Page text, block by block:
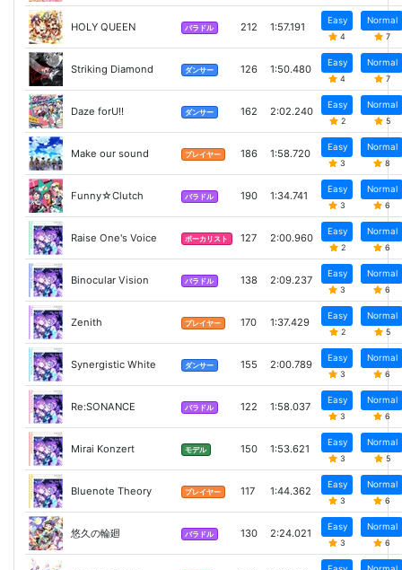
HOLY QUEEN バラドル 212 1:57.191
Easy
4
Normal
7
Striking Diamond ダンサー 126 1:50.480
Easy
4
Normal
7
Daze forU!! ダンサー 162 2:02.240
Easy
2
Normal
5
Make our sound プレイヤー 186 1:58.720
Easy
3
Normal
8
Funny☆Clutch バラドル 190 1:34.741
Easy
3
Normal
6
Raise One's Voice ボーカリスト 127 2:00.960
Easy
2
Normal
6
Binocular Vision バラドル 138 2:09.237
Easy
3
Normal
6
Zenith プレイヤー 170 1:37.429
Easy
2
Normal
5
Synergistic White ダンサー 155 2:00.789
Easy
3
Normal
6
Re:SONANCE バラドル 122 1:58.037
Easy
3
Normal
6
Mirai Konzert モデル 150 1:53.621
Easy
3
Normal
5
Bluenote Theory プレイヤー 117 1:44.362
Easy
3
Normal
6
悠久の輪廻 バラドル 130 2:24.021
Easy
3
Normal
6